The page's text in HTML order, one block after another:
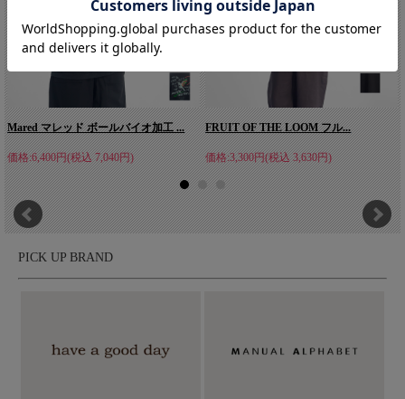
Mared マレッド ボールバイオ加工 ...
価格:6,400円(税込 7,040円)
FRUIT OF THE LOOM フル...
価格:3,300円(税込 3,630円)
PICK UP BRAND